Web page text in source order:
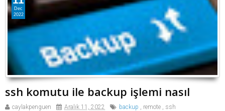
ssh komutu ile backup işlemi nasıl
caylakpenguen Aralık 11, 2022 backup , remote , ssh
Dec
2022